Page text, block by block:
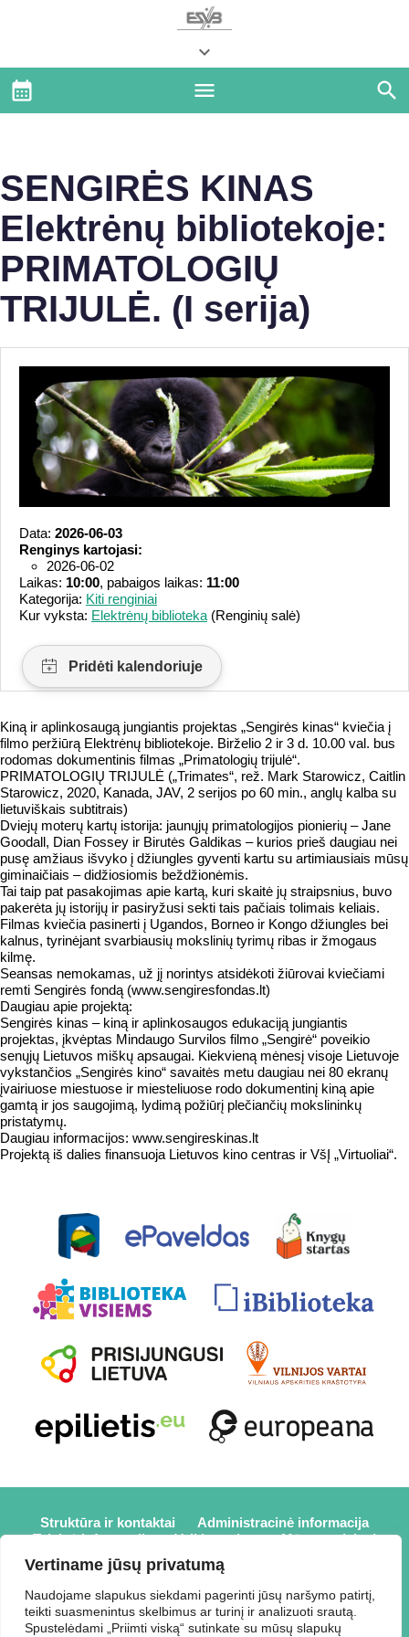
Vertiname jūsų privatumą
Naudojame slapukus siekdami pagerinti jūsų naršymo patirtį,
teikti suasmenintus skelbimus ar turinį ir analizuoti srautą.
Spustelėdami „Priimti viską“ sutinkate su mūsų slapukų
SENGIRĖS KINAS
Elektrėnų bibliotekoje:
PRIMATOLOGIŲ
TRIJULĖ. (I serija)
Data: 2026-06-03
Renginys kartojasi:
2026-06-02
Laikas: 10:00, pabaigos laikas: 11:00
Kategorija: Kiti renginiai
Kur vyksta: Elektrėnų biblioteka (Renginių salė)
Kiną ir aplinkosaugą jungiantis projektas „Sengirės kinas“ kviečia į
filmo peržiūrą Elektrėnų bibliotekoje. Birželio 2 ir 3 d. 10.00 val. bus
rodomas dokumentinis filmas „Primatologių trijulė“.
PRIMATOLOGIŲ TRIJULĖ („Trimates“, rež. Mark Starowicz, Caitlin
Starowicz, 2020, Kanada, JAV, 2 serijos po 60 min., anglų kalba su
lietuviškais subtitrais)
Dviejų moterų kartų istorija: jaunųjų primatologijos pionierių – Jane
Goodall, Dian Fossey ir Birutės Galdikas – kurios prieš daugiau nei
pusę amžiaus išvyko į džiungles gyventi kartu su artimiausiais mūsų
giminaičiais – didžiosiomis beždžionėmis.
Tai taip pat pasakojimas apie kartą, kuri skaitė jų straipsnius, buvo
pakerėta jų istorijų ir pasiryžusi sekti tais pačiais tolimais keliais.
Filmas kviečia pasinerti į Ugandos, Borneo ir Kongo džiungles bei
kalnus, tyrinėjant svarbiausių mokslinių tyrimų ribas ir žmogaus
kilmę.
Seansas nemokamas, už jį norintys atsidėkoti žiūrovai kviečiami
remti Sengirės fondą (www.sengiresfondas.lt)
Daugiau apie projektą:
Sengirės kinas – kiną ir aplinkosaugos edukaciją jungiantis
projektas, įkvėptas Mindaugo Survilos filmo „Sengirė“ poveikio
senųjų Lietuvos miškų apsaugai. Kiekvieną mėnesį visoje Lietuvoje
vykstančios „Sengirės kino“ savaitės metu daugiau nei 80 ekranų
įvairiuose miestuose ir miesteliuose rodo dokumentinį kiną apie
gamtą ir jos saugojimą, lydimą požiūrį plečiančių mokslininkų
pristatymų.
Daugiau informacijos: www.sengireskinas.lt
Projektą iš dalies finansuoja Lietuvos kino centras ir VšĮ „Virtuoliai“.
Struktūra ir kontaktai
Administracinė informacija
Teisinė informacija
Veiklos sritys
Mūsų projektai
Karjera
Partneriai
Prisijungti
2026 © Elektrėnų savivaldybės viešoji biblioteka,